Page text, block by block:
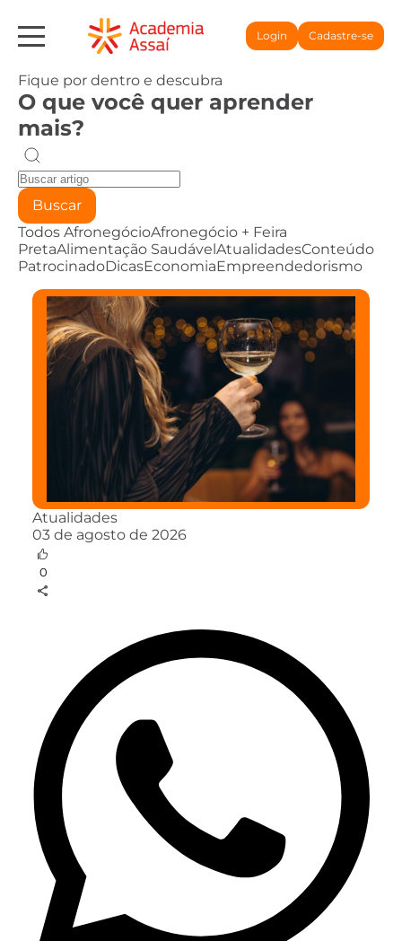
Login Cadastre-se
Fique por dentro e descubra
O que você quer aprender
mais?
Buscar
Todos AfronegócioAfronegócio + Feira
PretaAlimentação SaudávelAtualidadesConteúdo
PatrocinadoDicasEconomiaEmpreendedorismo
Atualidades
03 de agosto de 2026
0